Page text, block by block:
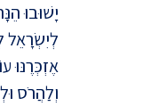
יָשׁוּבוּ
לְיִשְׂרָאֵל
אֶזְכְּרֶנּוּ
וְלַהֲרֹס